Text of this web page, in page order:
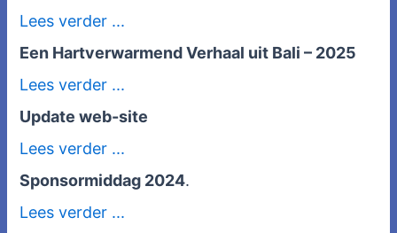
Lees verder ...
Een Hartverwarmend Verhaal uit Bali – 2025
Lees verder ...
Update web-site
Lees verder ...
Sponsormiddag 2024.
Lees verder ...